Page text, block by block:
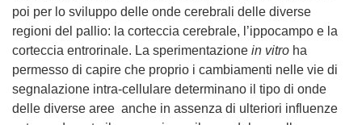
poi per lo sviluppo delle onde cerebrali delle diverse
regioni del pallio: la corteccia cerebrale, l’ippocampo e la
corteccia entrorinale. La sperimentazione in vitro ha
permesso di capire che proprio i cambiamenti nelle vie di
segnalazione intra-cellulare determinano il tipo di onde
delle diverse aree anche in assenza di ulteriori influenze